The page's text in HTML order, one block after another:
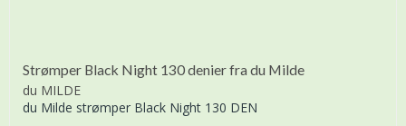
Strømper Black Night 130 denier fra du Milde
du MILDE
du Milde strømper Black Night 130 DEN